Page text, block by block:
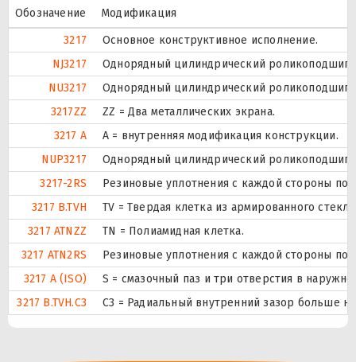
Обозначение
Модификация
3217
Основное конструктивное исполнение.
NJ3217
Однорядный цилиндрический
NU3217
Однорядный цилиндрический
3217ZZ
ZZ = Два металлических экрана.
3217 A
A = внутренняя модификация конструкции.
NUP3217
Однорядный цилиндрический
3217-2RS
Резиновые уплотнения с каждой стороны
3217 B.TVH
TV = Твердая клетка из армированного
3217 ATNZZ
TN = Полиамидная клетка.
3217 ATN2RS
Резиновые уплотнения с каждой стороны
3217 A (ISO)
S = смазочный паз и три отверстия в
3217 B.TVH.C3
C3 = Радиальный внутренний зазор больше